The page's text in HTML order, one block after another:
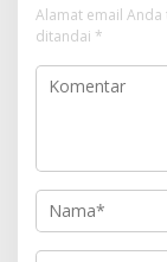
Alamat email
ditandai *